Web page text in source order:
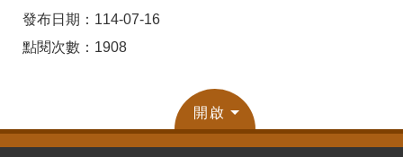
發布日期：114-07-16
點閱次數：1908
開啟